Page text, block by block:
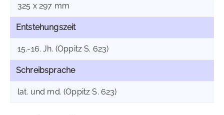
325 x 297 mm
Entstehungszeit
15.-16. Jh. (Oppitz S. 623)
Schreibsprache
lat. und md. (Oppitz S. 623)